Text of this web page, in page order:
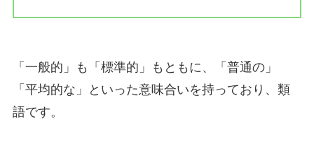
「一般的」も「標準的」もともに、「普通の」
「平均的な」といった意味合いを持っており、類
語です。